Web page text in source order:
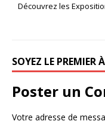
Découvrez les
SOYEZ LE PREMIER
Poster un
Votre adresse de